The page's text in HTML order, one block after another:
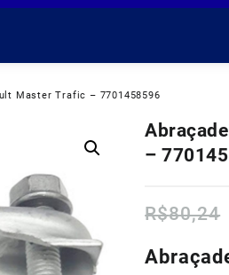
Master Trafic – 7701458596
–
R$80,24